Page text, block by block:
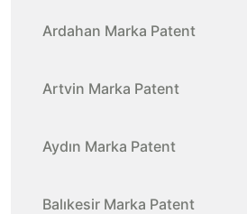
Ardahan Marka Patent
Artvin Marka Patent
Aydın Marka Patent
Balıkesir Marka Patent